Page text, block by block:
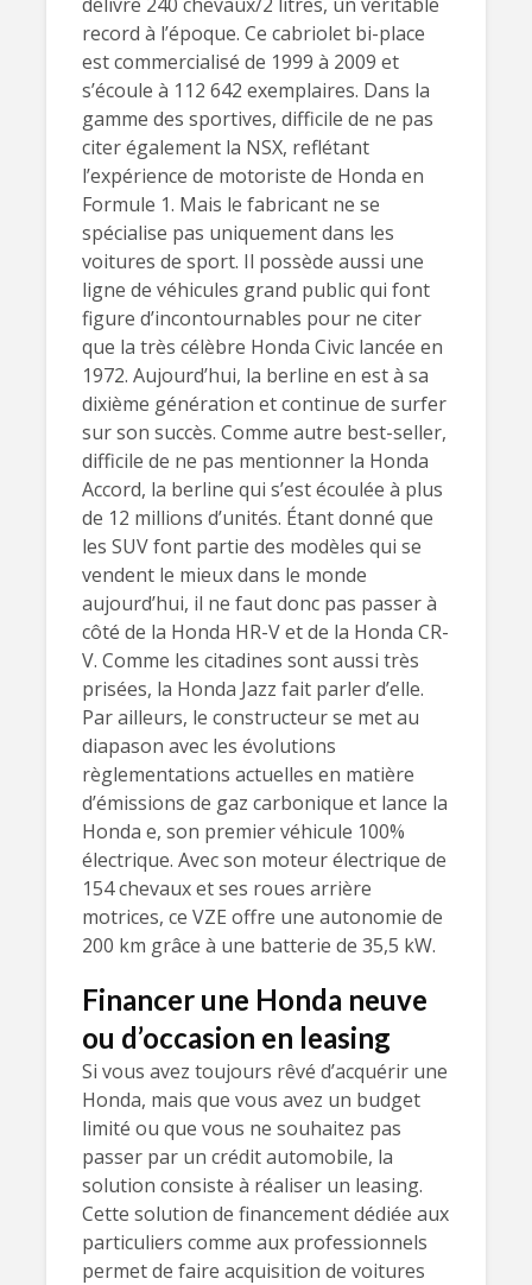
record à l’époque. Ce cabriolet bi-place
est commercialisé de 1999 à 2009 et
s’écoule à 112 642 exemplaires. Dans la
gamme des sportives, difficile de ne pas
citer également la NSX, reflétant
l’expérience de motoriste de Honda en
Formule 1. Mais le fabricant ne se
spécialise pas uniquement dans les
voitures de sport. Il possède aussi une
ligne de véhicules grand public qui font
figure d’incontournables pour ne citer
que la très célèbre Honda Civic lancée en
1972. Aujourd’hui, la berline en est à sa
dixième génération et continue de surfer
sur son succès. Comme autre best-seller,
difficile de ne pas mentionner la Honda
Accord, la berline qui s’est écoulée à plus
de 12 millions d’unités. Étant donné que
les SUV font partie des modèles qui se
vendent le mieux dans le monde
aujourd’hui, il ne faut donc pas passer à
côté de la Honda HR-V et de la Honda CR-
V. Comme les citadines sont aussi très
prisées, la Honda Jazz fait parler d’elle.
Par ailleurs, le constructeur se met au
diapason avec les évolutions
règlementations actuelles en matière
d’émissions de gaz carbonique et lance la
Honda e, son premier véhicule 100%
électrique. Avec son moteur électrique de
154 chevaux et ses roues arrière
motrices, ce VZE offre une autonomie de
200 km grâce à une batterie de 35,5 kW.
Financer une Honda neuve
ou d’occasion en leasing
Si vous avez toujours rêvé d’acquérir une
Honda, mais que vous avez un budget
limité ou que vous ne souhaitez pas
passer par un crédit automobile, la
solution consiste à réaliser un leasing.
Cette solution de financement dédiée aux
particuliers comme aux professionnels
permet de faire acquisition de voitures